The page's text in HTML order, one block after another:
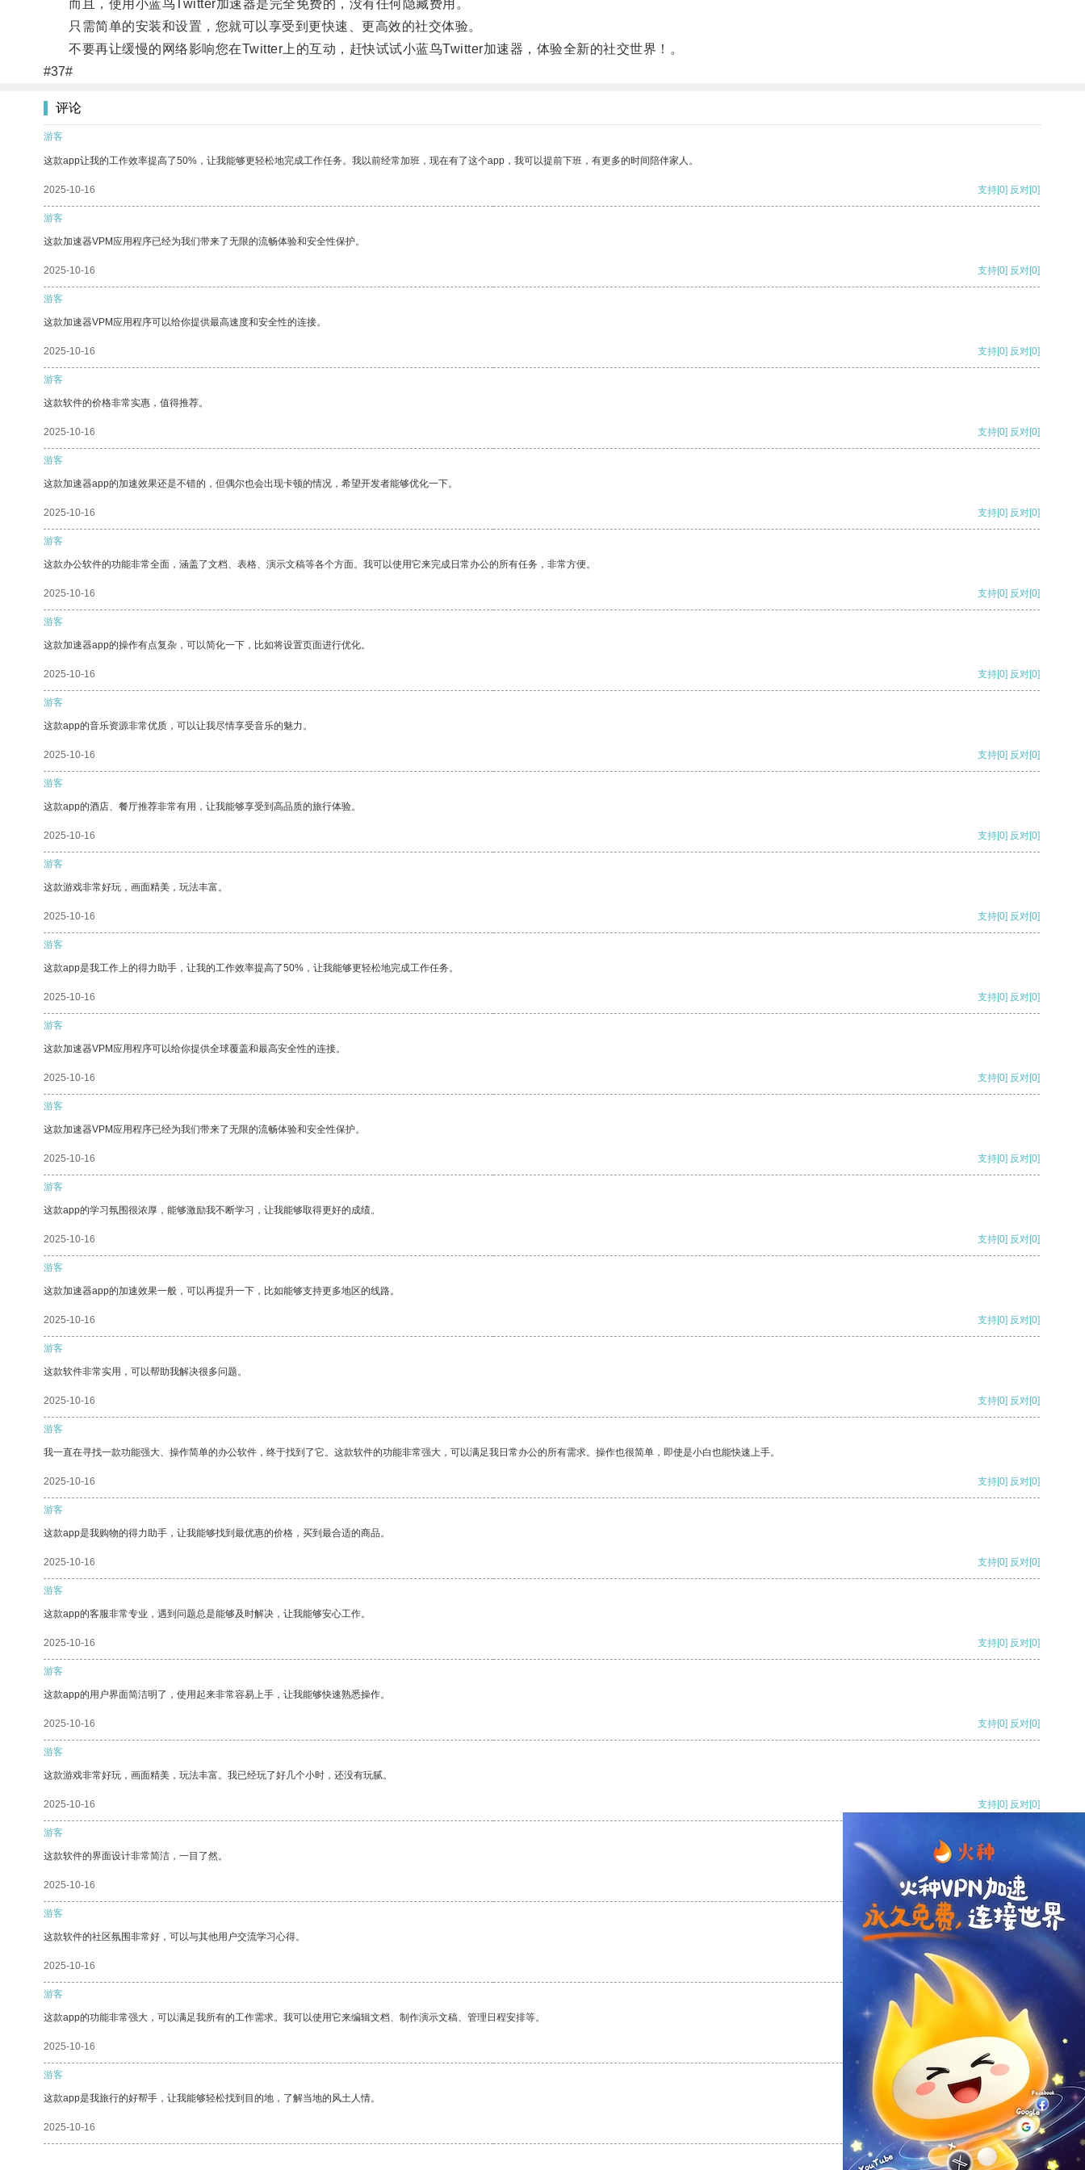
而且，使用小蓝鸟Twitter加速器是完全免费的，没有任何隐藏费用。
只需简单的安装和设置，您就可以享受到更快速、更高效的社交体验。
不要再让缓慢的网络影响您在Twitter上的互动，赶快试试小蓝鸟Twitter加速器，体验全新的社交世界！。
#37#
评论
游客
这款app让我的工作效率提高了50%，让我能够更轻松地完成工作任务。我以前经常加班，现在有了这个app，我可以提前下班，有更多的时间陪伴家人。
2025-10-16 支持[0] 反对[0]
游客
这款加速器VPM应用程序已经为我们带来了无限的流畅体验和安全性保护。
2025-10-16 支持[0] 反对[0]
游客
这款加速器VPM应用程序可以给你提供最高速度和安全性的连接。
2025-10-16 支持[0] 反对[0]
游客
这款软件的价格非常实惠，值得推荐。
2025-10-16 支持[0] 反对[0]
游客
这款加速器app的加速效果还是不错的，但偶尔也会出现卡顿的情况，希望开发者能够优化一下。
2025-10-16 支持[0] 反对[0]
游客
这款办公软件的功能非常全面，涵盖了文档、表格、演示文稿等各个方面。我可以使用它来完成日常办公的所有任务，非常方便。
2025-10-16 支持[0] 反对[0]
游客
这款加速器app的操作有点复杂，可以简化一下，比如将设置页面进行优化。
2025-10-16 支持[0] 反对[0]
游客
这款app的音乐资源非常优质，可以让我尽情享受音乐的魅力。
2025-10-16 支持[0] 反对[0]
游客
这款app的酒店、餐厅推荐非常有用，让我能够享受到高品质的旅行体验。
2025-10-16 支持[0] 反对[0]
游客
这款游戏非常好玩，画面精美，玩法丰富。
2025-10-16 支持[0] 反对[0]
游客
这款app是我工作上的得力助手，让我的工作效率提高了50%，让我能够更轻松地完成工作任务。
2025-10-16 支持[0] 反对[0]
游客
这款加速器VPM应用程序可以给你提供全球覆盖和最高安全性的连接。
2025-10-16 支持[0] 反对[0]
游客
这款加速器VPM应用程序已经为我们带来了无限的流畅体验和安全性保护。
2025-10-16 支持[0] 反对[0]
游客
这款app的学习氛围很浓厚，能够激励我不断学习，让我能够取得更好的成绩。
2025-10-16 支持[0] 反对[0]
游客
这款加速器app的加速效果一般，可以再提升一下，比如能够支持更多地区的线路。
2025-10-16 支持[0] 反对[0]
游客
这款软件非常实用，可以帮助我解决很多问题。
2025-10-16 支持[0] 反对[0]
游客
我一直在寻找一款功能强大、操作简单的办公软件，终于找到了它。这款软件的功能非常强大，可以满足我日常办公的所有需求。操作也很简单，即使是小白也能快速上手。
2025-10-16 支持[0] 反对[0]
游客
这款app是我购物的得力助手，让我能够找到最优惠的价格，买到最合适的商品。
2025-10-16 支持[0] 反对[0]
游客
这款app的客服非常专业，遇到问题总是能够及时解决，让我能够安心工作。
2025-10-16 支持[0] 反对[0]
游客
这款app的用户界面简洁明了，使用起来非常容易上手，让我能够快速熟悉操作。
2025-10-16 支持[0] 反对[0]
游客
这款游戏非常好玩，画面精美，玩法丰富。我已经玩了好几个小时，还没有玩腻。
2025-10-16 支持[0] 反对[0]
游客
这款软件的界面设计非常简洁，一目了然。
2025-10-16 支持[0] 反对
游客
这款软件的社区氛围非常好，可以与其他用户交流学习心得。
2025-10-16 支持
游客
这款app的功能非常强大，可以满足我所有的工作需求。我可以使用它来编辑文档、制作演示文稿、管理日程安排等。
2025-10-16 反对 [0]
游客
这款app是我旅行的好帮手，让我能够轻松找到目的地，了解当地的风土人情。
2025-10-16 支持[0] 反对[0]